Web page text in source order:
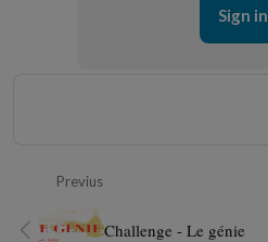
Sign in
Previus
Challenge - Le génie